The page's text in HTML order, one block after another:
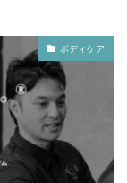
ボディケア